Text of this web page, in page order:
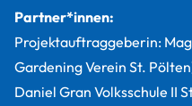
Partner*innen:
Projektauftraggeberin:
Gardening Verein St.
Daniel Gran Volksschule II